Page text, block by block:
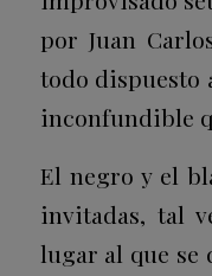
por Juan
todo dispuesto
inconfundible
El negro y el
invitadas, tal
lugar al que